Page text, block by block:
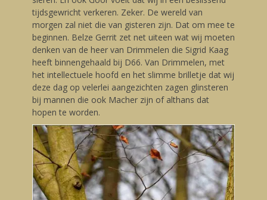
tijdsgewricht verkeren. Zeker. De wereld van
morgen zal niet die van gisteren zijn. Dat om mee te
beginnen. Belze Gerrit zet net uiteen wat wij moeten
denken van de heer van Drimmelen die Sigrid Kaag
heeft binnengehaald bij D66. Van Drimmelen, met
het intellectuele hoofd en het slimme brilletje dat wij
deze dag op velerlei aangezichten zagen glinsteren
bij mannen die ook Macher zijn of althans dat
hopen te worden.